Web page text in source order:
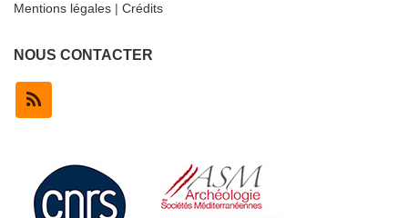
Mentions légales | Crédits
NOUS CONTACTER